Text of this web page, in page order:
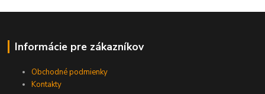
Informácie pre zákazníkov
Obchodné podmienky
Kontakty